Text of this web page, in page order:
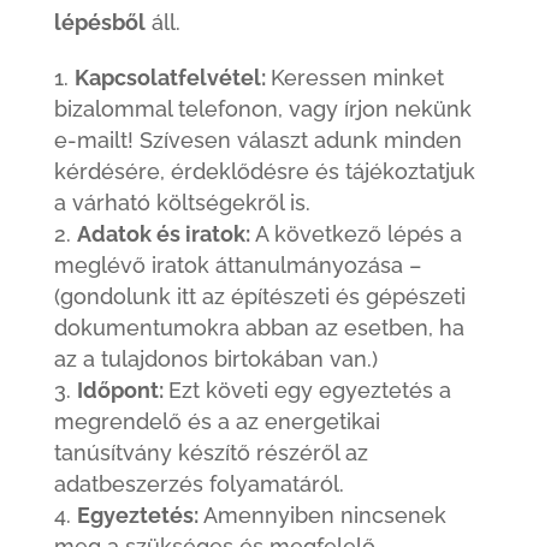
lépésbőláll.
Kapcsolatfelvétel: Keressen minket
bizalommal telefonon, vagy írjon nekünk
e-mailt! Szívesen választ adunk minden
kérdésére, érdeklődésre és tájékoztatjuk
a várható költségekről is.
Adatok és iratok:A következő lépés a
meglévő iratok áttanulmányozása –
(gondolunk itt az építészeti és gépészeti
dokumentumokra abban az esetben, ha
az a tulajdonos birtokában van.)
Időpont: Ezt követi egy egyeztetés a
megrendelő és a az energetikai
tanúsítvány készítő részéről az
adatbeszerzés folyamatáról.
Egyeztetés:Amennyiben nincsenek